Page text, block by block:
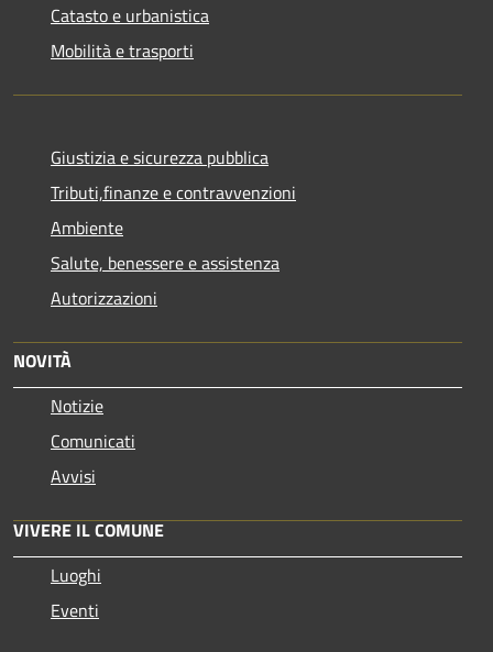
Catasto e urbanistica
Mobilità e trasporti
Giustizia e sicurezza pubblica
Tributi,finanze e contravvenzioni
Ambiente
Salute, benessere e assistenza
Autorizzazioni
NOVITÀ
Notizie
Comunicati
Avvisi
VIVERE IL COMUNE
Luoghi
Eventi